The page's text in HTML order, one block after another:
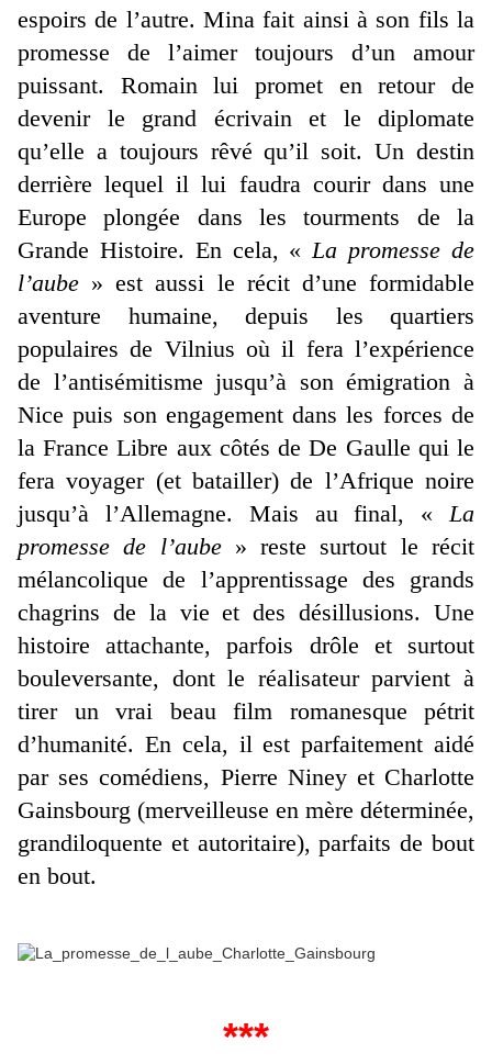
espoirs de l’autre. Mina fait ainsi à son fils la
promesse de l’aimer toujours d’un amour
puissant. Romain lui promet en retour de
devenir le grand écrivain et le diplomate
qu’elle a toujours rêvé qu’il soit. Un destin
derrière lequel il lui faudra courir dans une
Europe plongée dans les tourments de la
Grande Histoire. En cela, «La promesse de
l’aube » est aussi le récit d’une formidable
aventure humaine, depuis les quartiers
populaires de Vilnius où il fera l’expérience
de l’antisémitisme jusqu’à son émigration à
Nice puis son engagement dans les forces de
la France Libre aux côtés de De Gaulle qui le
fera voyager (et batailler) de l’Afrique noire
jusqu’à l’Allemagne. Mais au final, «La
promesse de l’aube» reste surtout le récit
mélancolique de l’apprentissage des grands
chagrins de la vie et des désillusions. Une
histoire attachante, parfois drôle et surtout
bouleversante, dont le réalisateur parvient à
tirer un vrai beau film romanesque pétrit
d’humanité. En cela, il est parfaitement aidé
par ses comédiens, Pierre Niney et Charlotte
Gainsbourg (merveilleuse en mère déterminée,
grandiloquente et autoritaire), parfaits de bout
en bout.
***